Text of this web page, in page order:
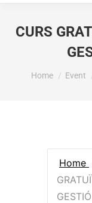
CURS
You are here:
Home Event
Home